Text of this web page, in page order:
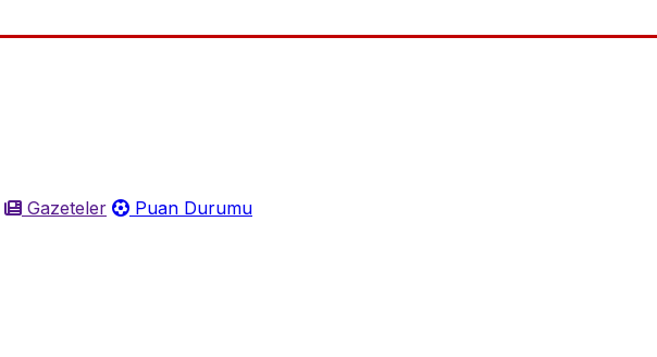
Gazeteler
Puan Durumu